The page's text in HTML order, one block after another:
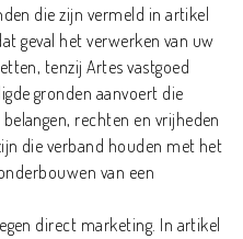
die zijn vermeld in artikel
geval het verwerken van uw
tenzij Artes vastgoed
gronden aanvoert die
rechten en vrijheden
die verband houden met het
van een
direct marketing. In artikel